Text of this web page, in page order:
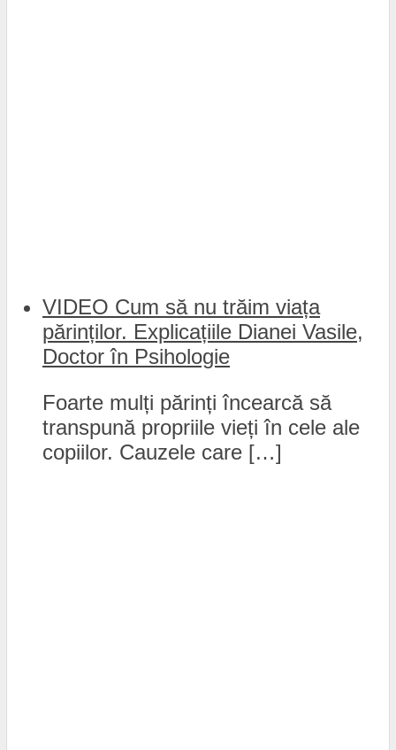
VIDEO Cum să nu trăim viața
părinților. Explicațiile Dianei Vasile,
Doctor în Psihologie
Foarte mulți părinți încearcă să
transpună propriile vieți în cele ale
copiilor. Cauzele care […]